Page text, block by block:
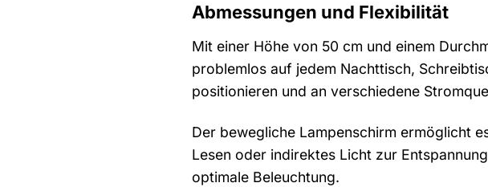
Abmessungen und Flexibilität
Mit einer Höhe von 50 cm und einem
problemlos auf jedem Nachttisch,
positionieren und an verschiedene
Der bewegliche Lampenschirm ermöglicht
Lesen oder indirektes Licht zur
optimale Beleuchtung.